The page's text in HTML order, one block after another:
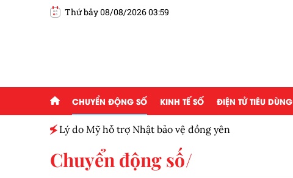
Thứ bảy 08/08/2026 03:59
CHUYỂN ĐỘNG SỐ KINH TẾ SỐ ĐIỆN TỬ TIÊU DÙNG
Lý do Mỹ hỗ trợ Nhật bảo vệ đồng yên
Chuyển động số